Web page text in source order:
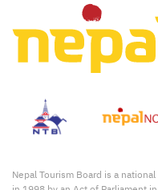
Nepal Tourism Board is a